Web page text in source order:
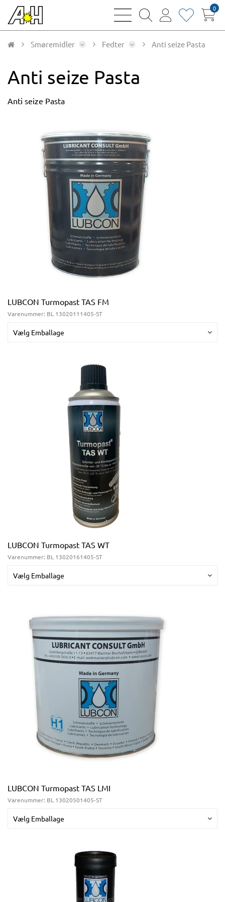
bars
magnifying
user
heart0
Smøremidler Fedter Anti seize Pasta
Anti seize Pasta
Anti seize Pasta
LUBCON Turmopast TAS FM
Varenummer: BL 13020111405-ST
Vælg Emballage
LUBCON Turmopast TAS WT
Varenummer: BL 13020161405-ST
Vælg Emballage
LUBCON Turmopast TAS LMI
Varenummer: BL 13020501405-ST
Vælg Emballage